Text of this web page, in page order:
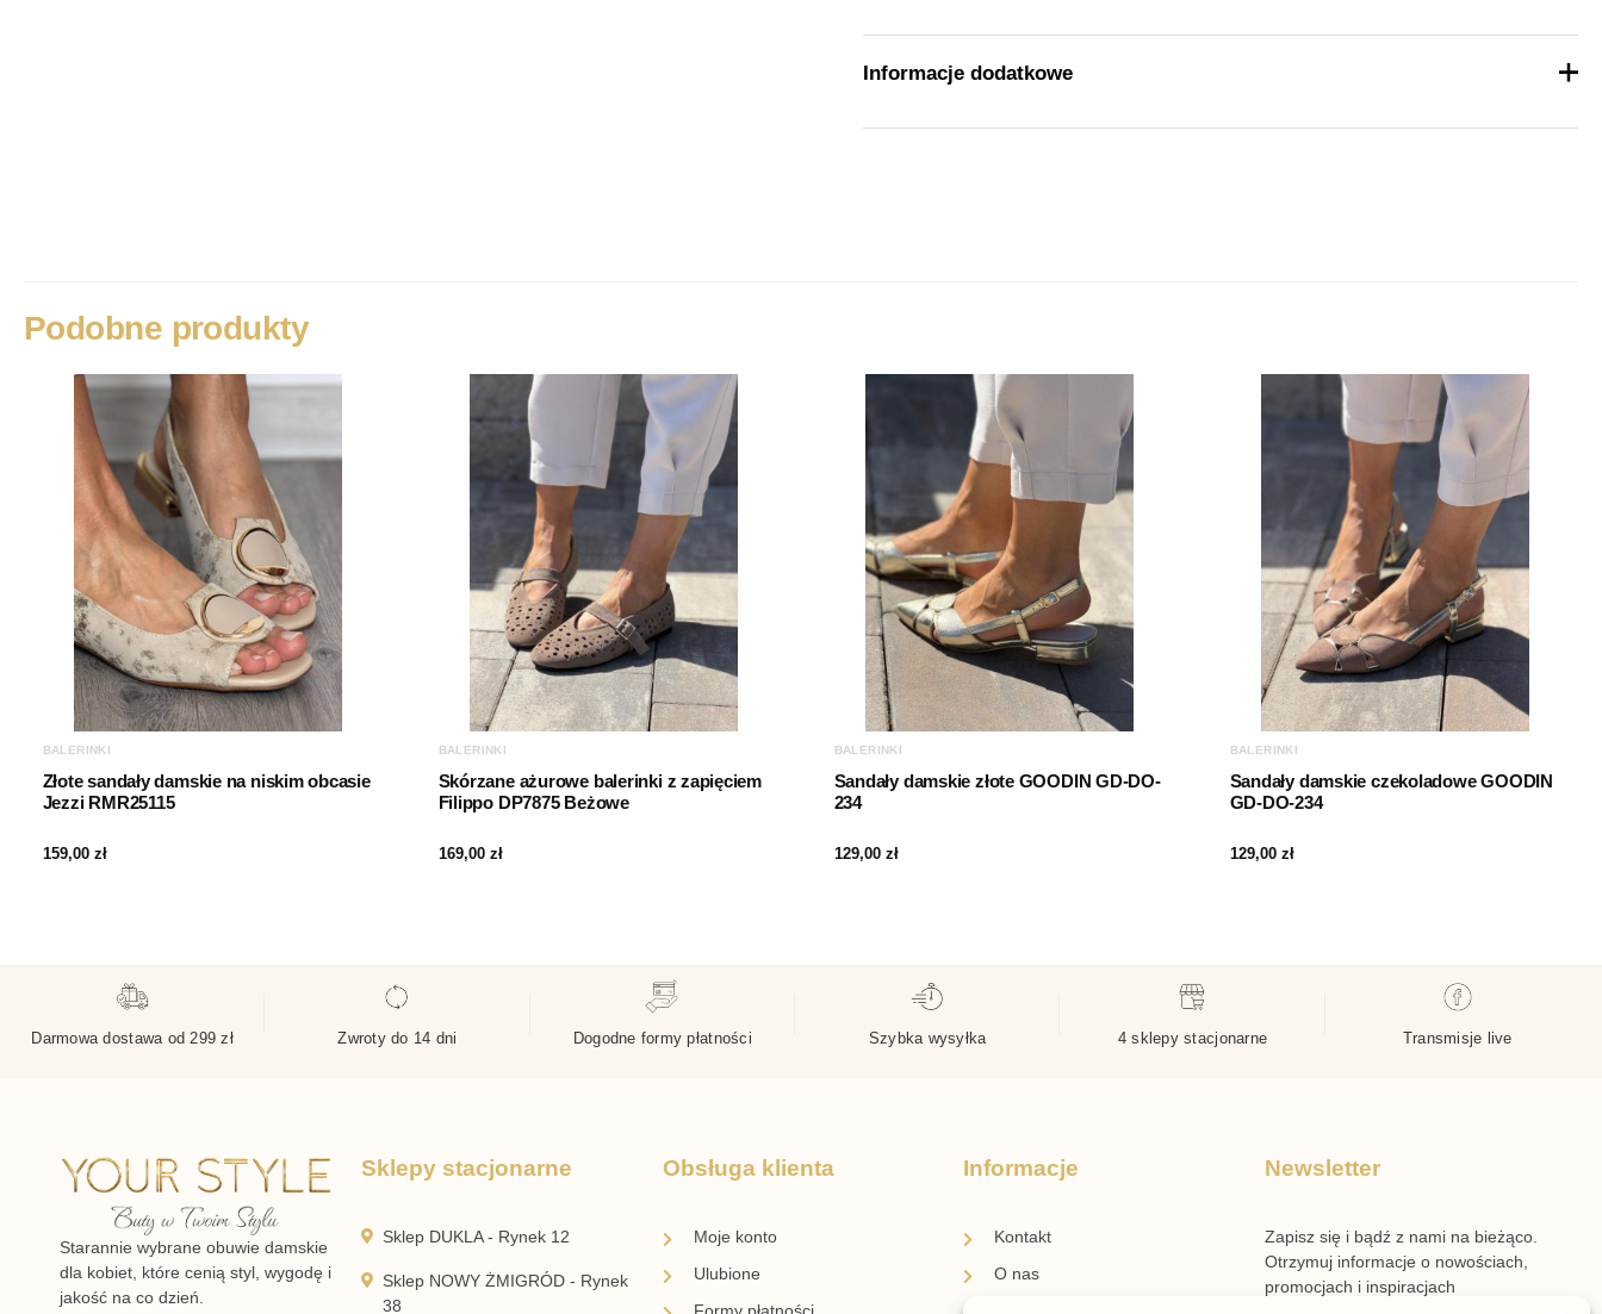
Informacje dodatkowe
Rodzaj obcasa Płaski obcas
Wysokość obcasa
Podobne produkty
BALERINKI
Złote sandały damskie na niskim obcasie
Jezzi RMR25115
159,00 zł
BALERINKI
Skórzane ażurowe balerinki z zapięciem
Filippo DP7875 Beżowe
169,00 zł
BALERINKI
Sandały damskie złote GOODIN GD-DO-
234
129,00 zł
BALERINKI
Sandały damskie czekoladowe GOODIN
GD-DO-234
129,00 zł
Darmowa dostawa od 299 zł Zwroty do 14 dni Dogodne formy płatności Szybka wysyłka 4 sklepy stacjonarne Transmisje live
Starannie wybrane obuwie damskie
dla kobiet, które cenią styl, wygodę i
jakość na co dzień.
Sklepy stacjonarne
Sklep DUKLA - Rynek 12
Sklep NOWY ŻMIGRÓD - Rynek
38
Obsługa klienta
Moje konto
Ulubione
Informacje
Kontakt
O nas
Newsletter
Zapisz się i bądź z nami na bieżąco.
Otrzymuj informacje o nowościach,
promocjach i inspiracjach